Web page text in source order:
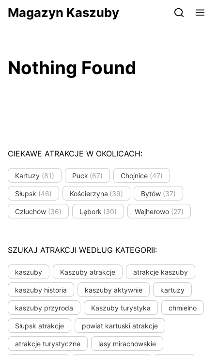
Przejdź do serwisu magazynkaszuby.pl
Magazyn Kaszuby
Nothing Found
CIEKAWE ATRAKCJE W OKOLICACH:
Kartuzy (81) Puck (67) Chojnice (47)
Słupsk (46) Kościerzyna (39) Bytów (37)
Człuchów (36) Lębork (30) Wejherowo (27)
SZUKAJ ATRAKCJI WEDŁUG KATEGORII:
kaszuby Kaszuby atrakcje atrakcje kaszuby
kaszuby historia kaszuby aktywnie kartuzy
kaszuby przyroda Kaszuby turystyka chmielno
Słupsk atrakcje powiat kartuski atrakcje
atrakcje turystyczne lasy mirachowskie